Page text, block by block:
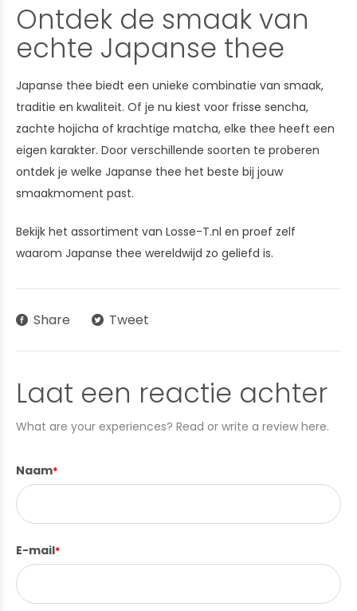
Ontdek de smaak van
echte Japanse thee
Japanse thee biedt een unieke combinatie van smaak,
traditie en kwaliteit. Of je nu kiest voor frisse sencha,
zachte hojicha of krachtige matcha, elke thee heeft een
eigen karakter. Door verschillende soorten te proberen
ontdek je welke Japanse thee het beste bij jouw
smaakmoment past.
Bekijk het assortiment van Losse-T.nl en proef zelf
waarom Japanse thee wereldwijd zo geliefd is.
Share Tweet
Laat een reactie achter
What are your experiences? Read or write a review here.
Naam*
E-mail*